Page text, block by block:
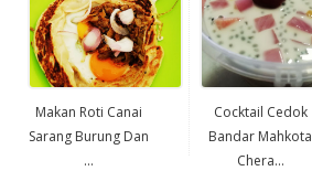
Makan Roti Canai
Sarang Burung Dan
...
Cocktail Cedok
Bandar Mahkota
Chera...